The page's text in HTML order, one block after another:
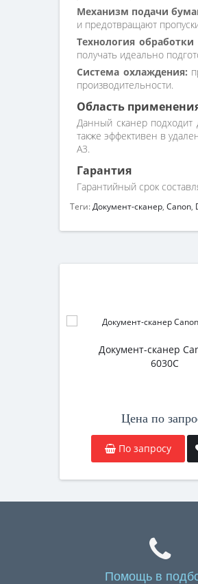
Механизм подачи
и предотвращают
Технология
получать идеально
Система охлаждения:
производительности.
Область
Данный сканер подходит
также эффективен в
A3.
Гарантия
Гарантийный срок
Теги:Документ-сканер, Canon,
Документ-сканер
6030С
Цена по
По запросу
Помощь в